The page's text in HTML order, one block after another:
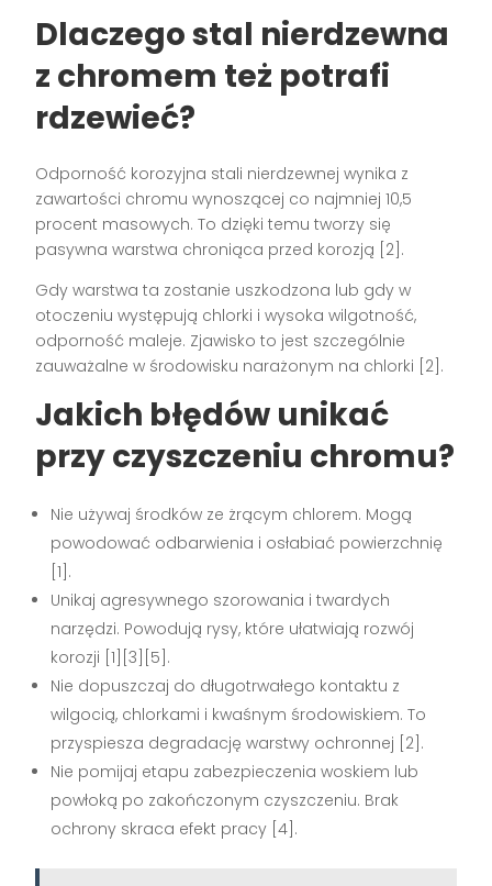
Dlaczego stal nierdzewna
z chromem też potrafi
rdzewieć?
Odporność korozyjna stali nierdzewnej wynika z
zawartości chromu wynoszącej co najmniej 10,5
procent masowych. To dzięki temu tworzy się
pasywna warstwa chroniąca przed korozją [2].
Gdy warstwa ta zostanie uszkodzona lub gdy w
otoczeniu występują chlorki i wysoka wilgotność,
odporność maleje. Zjawisko to jest szczególnie
zauważalne w środowisku narażonym na chlorki [2].
Jakich błędów unikać
przy czyszczeniu chromu?
Nie używaj środków ze żrącym chlorem. Mogą
powodować odbarwienia i osłabiać powierzchnię
[1].
Unikaj agresywnego szorowania i twardych
narzędzi. Powodują rysy, które ułatwiają rozwój
korozji [1][3][5].
Nie dopuszczaj do długotrwałego kontaktu z
wilgocią, chlorkami i kwaśnym środowiskiem. To
przyspiesza degradację warstwy ochronnej [2].
Nie pomijaj etapu zabezpieczenia woskiem lub
powłoką po zakończonym czyszczeniu. Brak
ochrony skraca efekt pracy [4].